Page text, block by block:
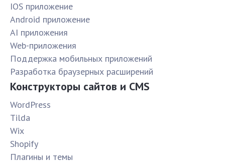
IOS приложение
Android приложение
AI приложения
Web-приложения
Поддержка мобильных приложений
Разработка браузерных расширений
Конструкторы сайтов и CMS
WordPress
Tilda
Wix
Shopify
Плагины и темы